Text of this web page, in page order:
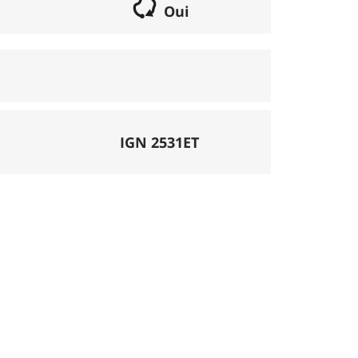
Oui
lorsqu'il s'agit d'une boucle. Les chemins
peut se réaliser avec un vélo semi
La difficulté de la descente est
IGN 2531ET